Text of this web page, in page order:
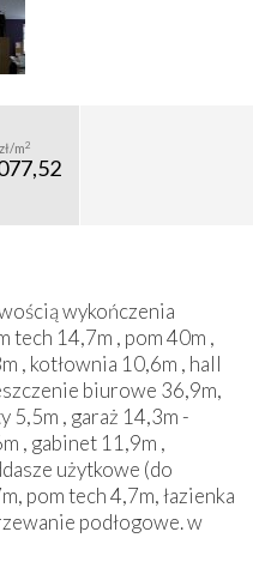
zł/m2
wykończenia
tech 14,7m , pom 40m ,
, kotłownia 10,6m , hall
biurowe 36,9m,
5,5m , garaż 14,3m -
, gabinet 11,9m ,
użytkowe (do
pom tech 4,7m, łazienka
podłogowe. w